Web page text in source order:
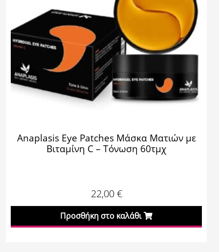
Anaplasis Eye Patches Μάσκα Ματιών με
Βιταμίνη C – Τόνωση 60τμχ
22,00€
Προσθήκη στο καλάθι